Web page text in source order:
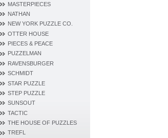
MASTERPIECES
NATHAN
NEW YORK PUZZLE CO.
OTTER HOUSE
PIECES & PEACE
PUZZELMAN
RAVENSBURGER
SCHMIDT
STAR PUZZLE
STEP PUZZLE
SUNSOUT
TACTIC
THE HOUSE OF PUZZLES
TREFL